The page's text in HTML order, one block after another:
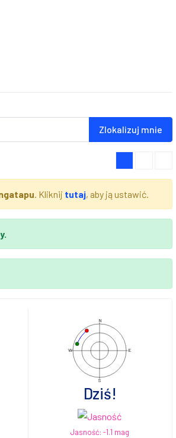
Zlokalizuj mnie
. Kliknij tutaj, aby ją ustawić.
N
S
E
W
Dziś!
Jasność: -1.1 mag